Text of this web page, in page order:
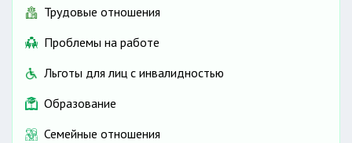
Трудовые отношения
Проблемы на работе
Льготы для лиц с инвалидностью
Образование
Семейные отношения